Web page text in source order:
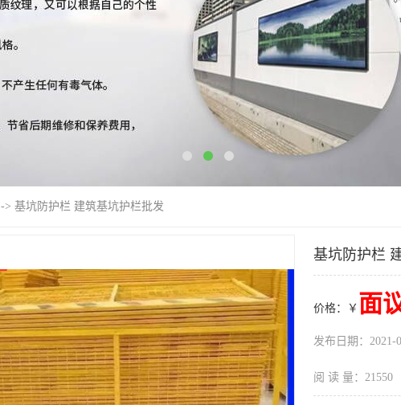
-> 基坑防护栏 建筑基坑护栏批发
基坑防护栏
价格：￥ 面
发布日期：2021-
阅 读 量：21550